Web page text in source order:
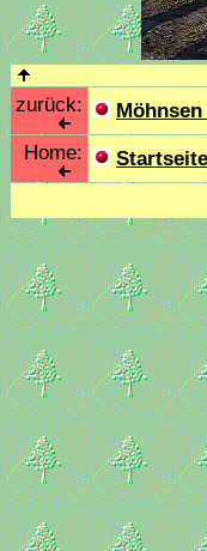
zurück:
Home:
Startseite